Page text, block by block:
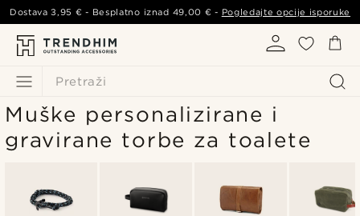
Pretraži
Dostava3,95 € - Besplatno iznad 49,00 € - Pogledajte opcije isporuke
Muške personalizirane i
gravirane torbe za toalete